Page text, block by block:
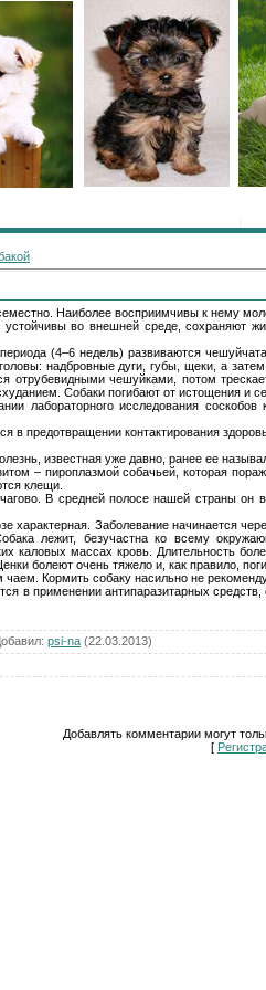
|
Наиболее восприимчивы к нему
во внешней среде, сохраняют
(4–6 недель) развиваются
надбровные дуги, губы, щеки, а
отрубевидными чешуйками, потом
Собаки погибают от истощения и
лабораторного исследования
в предотвращении контактирования
известная уже давно, ранее ее
– пироплазмой собачьей, которая
клещи.
В средней полосе нашей страны
характерная. Заболевание начинается
лежит, безучастна ко всему
каловых массах кровь. Длительность
болеют очень тяжело и, как правило,
Кормить собаку насильно не
в применении антипаразитарных
: psi-na (22.03.2013)
Добавлять комментарии могут
[